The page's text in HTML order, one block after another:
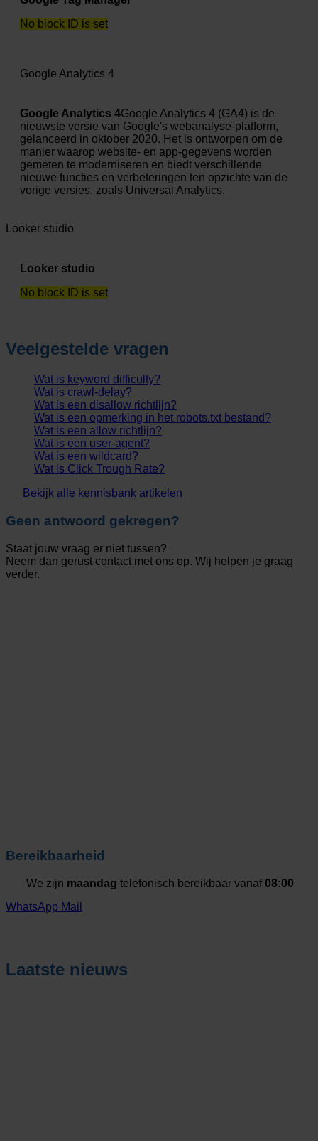
No block ID is set
Google Analytics 4
Google Analytics 4Google Analytics 4 (GA4) is de
nieuwste versie van Google's webanalyse-platform,
gelanceerd in oktober 2020. Het is ontworpen om de
manier waarop website- en app-gegevens worden
gemeten te moderniseren en biedt verschillende
nieuwe functies en verbeteringen ten opzichte van de
vorige versies, zoals Universal Analytics.
Looker studio
Looker studio
No block ID is set
Veelgestelde vragen
Wat is keyword difficulty?
Wat is crawl-delay?
Wat is een disallow richtlijn?
Wat is een opmerking in het robots.txt bestand?
Wat is een allow richtlijn?
Wat is een user-agent?
Wat is een wildcard?
Wat is Click Trough Rate?
Bekijk alle kennisbank artikelen
Geen antwoord gekregen?
Staat jouw vraag er niet tussen?
Neem dan gerust contact met ons op. Wij helpen je graag
verder.
Bereikbaarheid
We zijn maandag telefonisch bereikbaar vanaf 08:00
WhatsApp Mail
Laatste nieuws